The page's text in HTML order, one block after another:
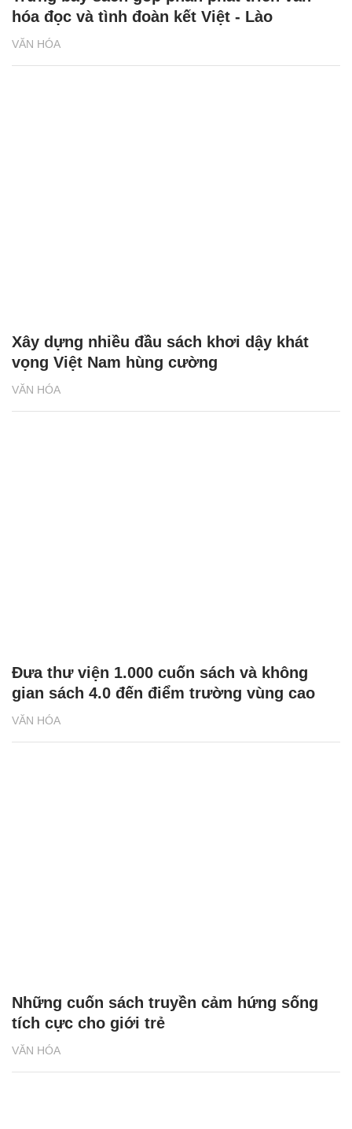
VĂN HÓA
hóa đọc và tình đoàn kết Việt - Lào
VĂN HÓA
Xây dựng nhiều đầu sách khơi dậy khát
vọng Việt Nam hùng cường
VĂN HÓA
Đưa thư viện 1.000 cuốn sách và không
gian sách 4.0 đến điểm trường vùng cao
VĂN HÓA
Những cuốn sách truyền cảm hứng sống
tích cực cho giới trẻ